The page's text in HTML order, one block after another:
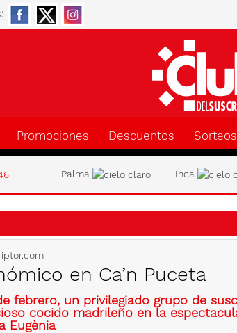
Promociones Descuentos Sorteos
Palma Inca
en Ca’n Puceta
febrero, un privilegiado grupo de
cocido madrileño en la
Eugènia